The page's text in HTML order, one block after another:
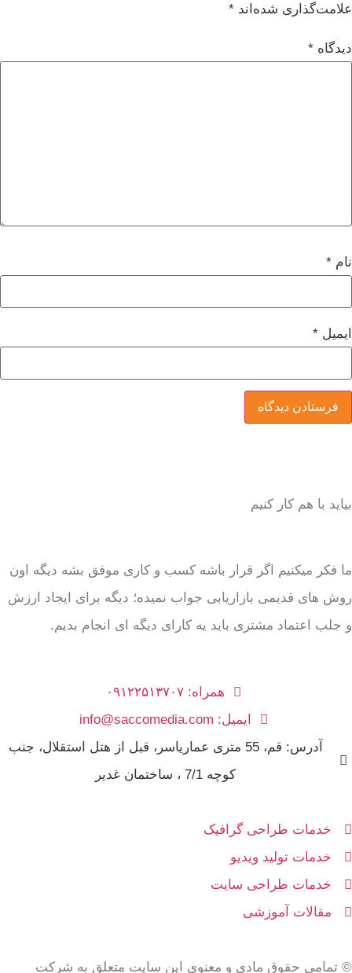
علامت‌گذاری شده‌اند *
دیدگاه *
نام *
ایمیل *
بیاید با هم کار کنیم
ما فکر میکنیم اگر قرار باشه کسب و کاری موفق بشه دیگه اون
روش های قدیمی بازاریابی جواب نمیده؛ دیگه برای ایجاد ارزش
و جلب اعتماد مشتری باید یه کارای دیگه ای انجام بدیم.
همراه: ۰۹۱۲۲۵۱۳۷۰۷
ایمیل: info@saccomedia.com
آدرس: قم، 55 متری عماریاسر، قبل از هتل استقلال، جنب
کوچه 7/1 ، ساختمان غدیر
خدمات طراحی گرافیک
خدمات تولید ویدیو
خدمات طراحی سایت
مقالات آموزشی
© تمامی حقوق مادی و معنوی این سایت متعلق به شرکت